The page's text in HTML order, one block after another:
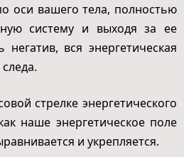
оси вашего тела, полностью
систему и выходя за ее
вся энергетическая
стрелке энергетического
наше энергетическое поле
и укрепляется.